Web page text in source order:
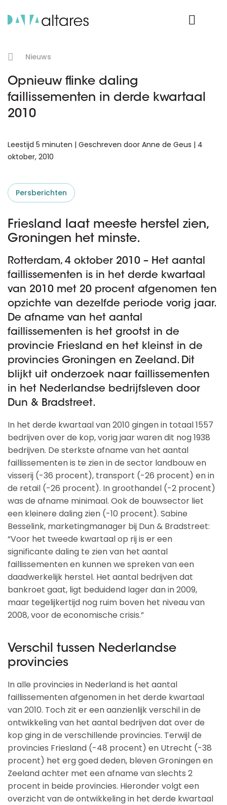
Nieuws
Opnieuw flinke daling
faillissementen in derde kwartaal
2010
Leestijd 5 minuten | Geschreven door Anne de Geus | 4
oktober, 2010
Persberichten
Friesland laat meeste herstel zien,
Groningen het minste.
Rotterdam, 4 oktober 2010 – Het aantal
faillissementen is in het derde kwartaal
van 2010 met 20 procent afgenomen ten
opzichte van dezelfde periode vorig jaar.
De afname van het aantal
faillissementen is het grootst in de
provincie Friesland en het kleinst in de
provincies Groningen en Zeeland. Dit
blijkt uit onderzoek naar faillissementen
in het Nederlandse bedrijfsleven door
Dun & Bradstreet.
In het derde kwartaal van 2010 gingen in totaal 1557
bedrijven over de kop, vorig jaar waren dit nog 1938
bedrijven. De sterkste afname van het aantal
faillissementen is te zien in de sector landbouw en
visserij (-36 procent), transport (-26 procent) en in
de retail (-26 procent). In groothandel (-2 procent)
was de afname minimaal. Ook de bouwsector liet
een kleinere daling zien (-10 procent). Sabine
Besselink, marketingmanager bij Dun & Bradstreet:
“Voor het tweede kwartaal op rij is er een
significante daling te zien van het aantal
faillissementen en kunnen we spreken van een
daadwerkelijk herstel. Het aantal bedrijven dat
bankroet gaat, ligt beduidend lager dan in 2009,
maar tegelijkertijd nog ruim boven het niveau van
2008, voor de economische crisis.”
Verschil tussen Nederlandse
provincies
In alle provincies in Nederland is het aantal
faillissementen afgenomen in het derde kwartaal
van 2010. Toch zit er een aanzienlijk verschil in de
ontwikkeling van het aantal bedrijven dat over de
kop ging in de verschillende provincies. Terwijl de
provincies Friesland (-48 procent) en Utrecht (-38
procent) het erg goed deden, bleven Groningen en
Zeeland achter met een afname van slechts 2
procent in beide provincies. Hieronder volgt een
overzicht van de ontwikkeling in het derde kwartaal